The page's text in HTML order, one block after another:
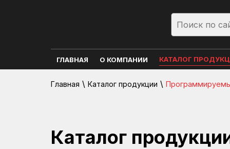
ГЛАВНАЯ О КОМПАНИИ КАТАЛОГ
Главная \ Каталог продукции \
Каталог